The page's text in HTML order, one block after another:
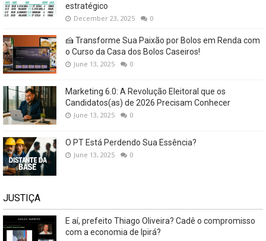
estratégico
December 23, 2025 0
🍰 Transforme Sua Paixão por Bolos em Renda com
o Curso da Casa dos Bolos Caseiros!
June 13, 2025 0
Marketing 6.0: A Revolução Eleitoral que os
Candidatos(as) de 2026 Precisam Conhecer
June 13, 2025 0
O PT Está Perdendo Sua Essência?
June 13, 2025 0
JUSTIÇA
E aí, prefeito Thiago Oliveira? Cadê o compromisso
com a economia de Ipirá?